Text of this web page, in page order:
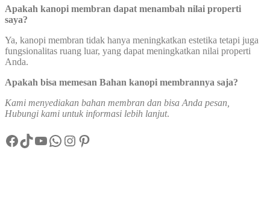
Apakah kanopi membran dapat menambah nilai properti
saya?
Ya, kanopi membran tidak hanya meningkatkan estetika tetapi juga
fungsionalitas ruang luar, yang dapat meningkatkan nilai properti
Anda.
Apakah bisa memesan Bahan kanopi membrannya saja?
Kami menyediakan bahan membran dan bisa Anda pesan,
Hubungi kami untuk informasi lebih lanjut.
Facebook
TikTok
YouTube
WhatsApp
Instagram
Pinterest